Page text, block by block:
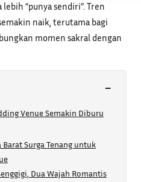
“punya sendiri”. Tren
naik, terutama bagi
momen sakral dengan
−
Venue Semakin Diburu
Barat Surga Tenang untuk
Dua Wajah Romantis